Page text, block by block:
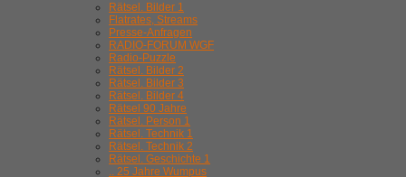
Rätsel. Bilder 1
Flatrates, Streams
Presse-Anfragen
RADIO-FORUM WGF
Radio-Puzzle
Rätsel. Bilder 2
Rätsel. Bilder 3
Rätsel. Bilder 4
Rätsel 90 Jahre
Rätsel. Person 1
Rätsel. Technik 1
Rätsel. Technik 2
Rätsel. Geschichte 1
.. 25 Jahre Wumpus